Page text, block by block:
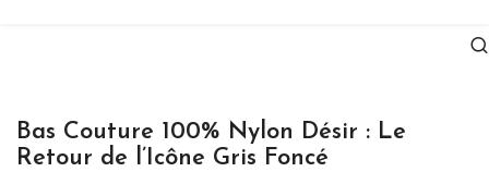
Bas Couture 100% Nylon Désir : Le
Retour de l’Icône Gris Foncé